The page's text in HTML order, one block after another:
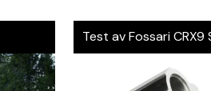
Test av Fossari